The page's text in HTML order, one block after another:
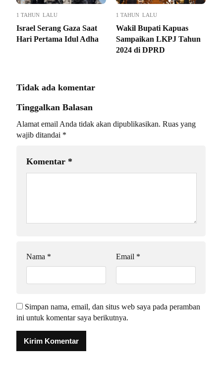
1 TAHUN LALU
Israel Serang Gaza Saat
Hari Pertama Idul Adha
1 TAHUN LALU
Wakil Bupati Kapuas
Sampaikan LKPJ Tahun
2024 di DPRD
Tidak ada komentar
Tinggalkan Balasan
Alamat email Anda tidak akan dipublikasikan. Ruas yang
wajib ditandai *
Komentar *
Nama * Email *
Simpan nama, email, dan situs web saya pada peramban
ini untuk komentar saya berikutnya.